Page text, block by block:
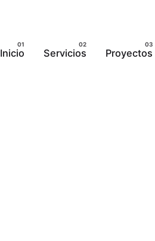
Inicio
Servicios Proyectos